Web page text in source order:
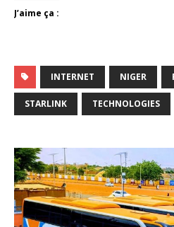
J’aime ça :
INTERNET NIGER
STARLINK TECHNOLOGIES